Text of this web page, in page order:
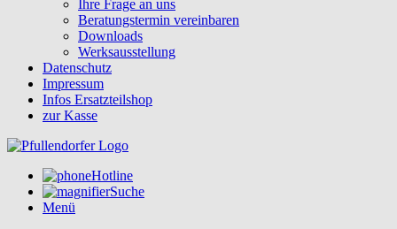
Ihre Frage an uns
Beratungstermin vereinbaren
Downloads
Werksausstellung
Datenschutz
Impressum
Infos Ersatzteilshop
zur Kasse
Hotline
Suche
Menü